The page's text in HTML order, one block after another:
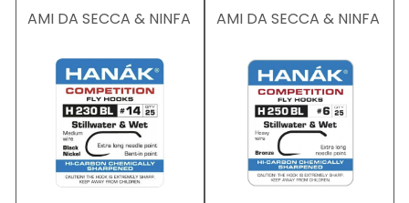
AMI DA SECCA & NINFA AMI DA SECCA & NINFA